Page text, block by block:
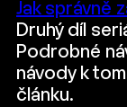
Jak správně
Druhý díl
Podrobné
návody k
článku.